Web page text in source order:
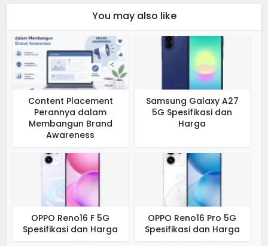
You may also like
Content Placement
Perannya dalam
Membangun Brand
Awareness
Samsung Galaxy A27
5G Spesifikasi dan
Harga
OPPO Reno16 F 5G
Spesifikasi dan Harga
OPPO Reno16 Pro 5G
Spesifikasi dan Harga